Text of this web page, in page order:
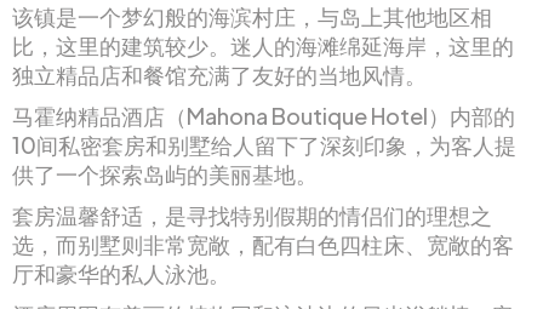
该镇是一个梦幻般的海滨村庄，与岛上其他地区相
比，这里的建筑较少。迷人的海滩绵延海岸，这里的
独立精品店和餐馆充满了友好的当地风情。
马霍纳精品酒店（Mahona Boutique Hotel）内部的
10间私密套房和别墅给人留下了深刻印象，为客人提
供了一个探索岛屿的美丽基地。
套房温馨舒适，是寻找特别假期的情侣们的理想之
选，而别墅则非常宽敞，配有白色四柱床、宽敞的客
厅和豪华的私人泳池。